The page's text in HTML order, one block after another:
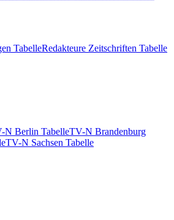
TabelleRedakteure Zeitschriften Tabelle
N Berlin TabelleTV-N Brandenburg
TV-N Sachsen Tabelle